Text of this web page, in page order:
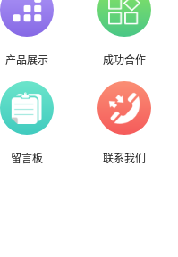
产品展示 成功合作
留言板 联系我们